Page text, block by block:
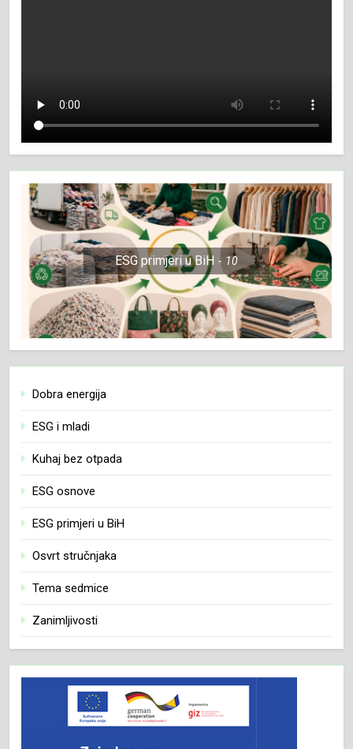
ESG primjeri u BiH 10
Dobra energija
ESG i mladi
Kuhaj bez otpada
ESG osnove
ESG primjeri u BiH
Osvrt stručnjaka
Tema sedmice
Zanimljivosti